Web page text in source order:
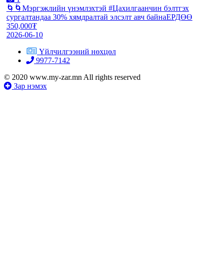
🌀🌀Мэргэжлийн үнэмлэхтэй #Цахилгаанчин бэлтгэх
сургалтандаа 30% хямдралтай элсэлт авч байнаЕРДӨӨ
350,000₮
2026-06-10
Үйлчилгээний нөхцөл
9977-7142
© 2020 www.my-zar.mn All rights reserved
Зар нэмэх